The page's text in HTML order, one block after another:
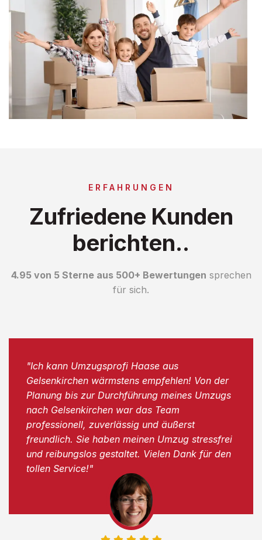
ERFAHRUNGEN
Zufriedene Kunden
berichten..
4.95 von 5 Sterne aus 500+ Bewertungen sprechen
für sich.
"Ich kann Umzugsprofi Haase aus
Gelsenkirchen wärmstens empfehlen! Von der
Planung bis zur Durchführung meines Umzugs
nach Gelsenkirchen war das Team
professionell, zuverlässig und äußerst
freundlich. Sie haben meinen Umzug stressfrei
und reibungslos gestaltet. Vielen Dank für den
tollen Service!"